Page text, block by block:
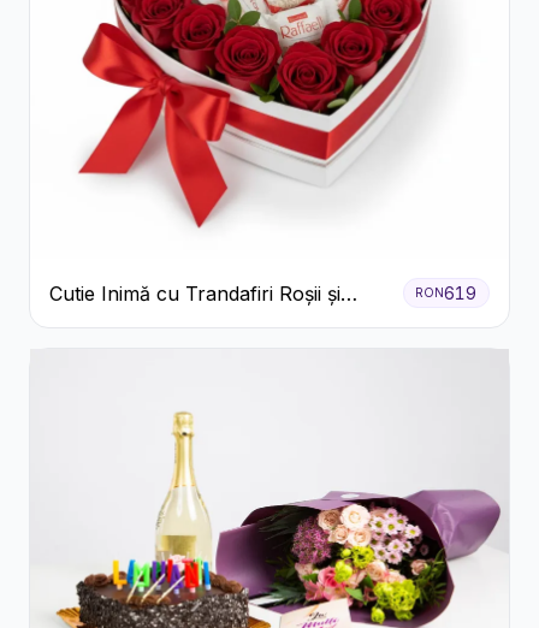
Cutie Inimă cu Trandafiri Roșii și
Bomboane Raffaello
RON619